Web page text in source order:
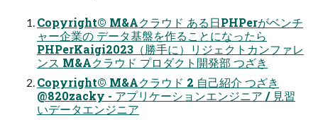
Copyright© M&Aクラウド ある日PHPerがベンチ
ャー企業の データ基盤を作ることになったら
PHPerKaigi2023（勝手に）リジェクトカンファレ
ンス M&Aクラウド プロダクト開発部 つざき
Copyright© M&Aクラウド 2 自己紹介 つざき
@820zacky - アプリケーションエンジニア / 見習
いデータエンジニア